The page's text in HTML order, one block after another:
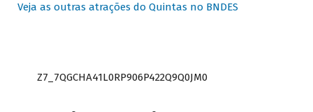
Veja as outras atrações do Quintas no BNDES
Z7_7QGCHA41L0RP906P422Q9Q0JM0